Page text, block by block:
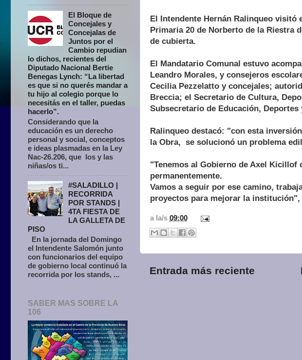
El Intendente Hernán Ralinqueo
Primaria 20 de Norberto de la Riestra
de cubierta.
El Mandatario Comunal estuvo
Leandro Morales, y consejeros
Cecilia Pezzelatto y concejales;
Breccia; el Secretario de Cultura,
Subsecretario de Educación,
Ralinqueo destacó: "con esta
la Obra, se solucionó un problema
"Tenemos al Gobierno de Axel
permanentemente.
Vamos a seguir por ese camino,
proyectos para mejorar la institución",
a la/s 09:00
Entrada más reciente
El Bloque de
Concejales y
Concejalas de
Juntos por el
Cambio repudian
lo dichos, recientes del
Diputado Nacional Bertie
Benegas Lynch: “La libertad
es que si no querés mandar a
tu hijo al colegio porque lo
necesitás en el taller, puedas
hacerlo”.
Considerando que la
educación es un derecho
personal y social, conceptos
e ideas plasmadas en la Ley
Nac-26.206, que los y las
niñas/os ti...
#SALADILLO |
RECORRIDA
POR STANDS |
4TA FIESTA DE
LA GALLETA DE
PISO
En la jornada del Domingo
el Intendente Salomón junto
con funcionarios del equipo
de gobierno local continuó la
recorrida por los stands, ...
SABER MAS SOBRE LA
106